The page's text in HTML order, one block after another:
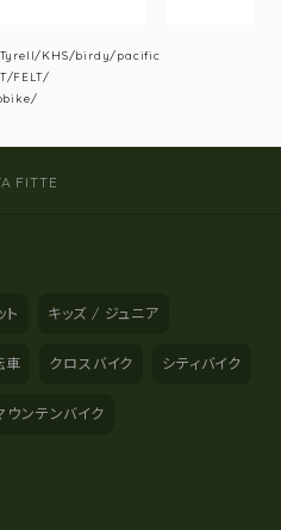
Tyrell/KHS/birdy/pacific
FELT/
FITTE
ト キッズ / ジュニア
車 クロスバイク シティバイク
ウンテンバイク